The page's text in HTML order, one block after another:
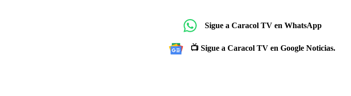
Sigue a Caracol TV en WhatsApp
📺 Sigue a Caracol TV en Google Noticias.